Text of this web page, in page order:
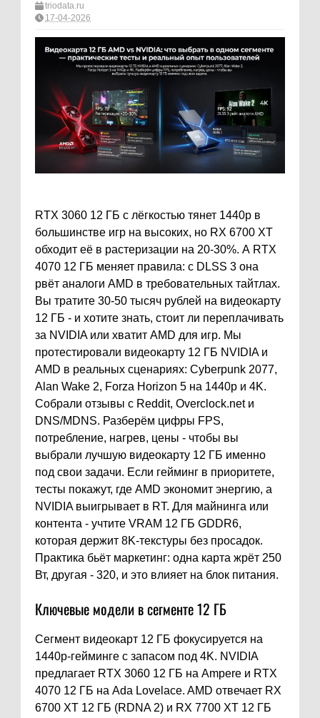
triodata.ru
17-04-2026
RTX 3060 12 ГБ с лёгкостью тянет 1440p в
большинстве игр на высоких, но RX 6700 XT
обходит её в растеризации на 20-30%. А RTX
4070 12 ГБ меняет правила: с DLSS 3 она
рвёт аналоги AMD в требовательных тайтлах.
Вы тратите 30-50 тысяч рублей на видеокарту
12 ГБ - и хотите знать, стоит ли переплачивать
за NVIDIA или хватит AMD для игр. Мы
протестировали видеокарту 12 ГБ NVIDIA и
AMD в реальных сценариях: Cyberpunk 2077,
Alan Wake 2, Forza Horizon 5 на 1440p и 4K.
Собрали отзывы с Reddit, Overclock.net и
DNS/MDNS. Разберём цифры FPS,
потребление, нагрев, цены - чтобы вы
выбрали лучшую видеокарту 12 ГБ именно
под свои задачи. Если гейминг в приоритете,
тесты покажут, где AMD экономит энергию, а
NVIDIA выигрывает в RT. Для майнинга или
контента - учтите VRAM 12 ГБ GDDR6,
которая держит 8K-текстуры без просадок.
Практика бьёт маркетинг: одна карта жрёт 250
Вт, другая - 320, и это влияет на блок питания.
Ключевые модели в сегменте 12 ГБ
Сегмент видеокарт 12 ГБ фокусируется на
1440p-гейминге с запасом под 4K. NVIDIA
предлагает RTX 3060 12 ГБ на Ampere и RTX
4070 12 ГБ на Ada Lovelace. AMD отвечает RX
6700 XT 12 ГБ (RDNA 2) и RX 7700 XT 12 ГБ